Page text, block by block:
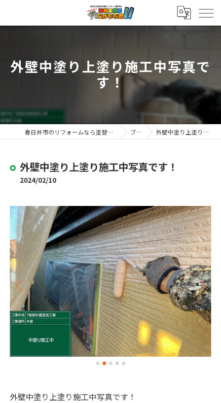
外壁中塗り上塗り施工中写真で
す！
春日井市のリフォームなら塗替え工房ながもち君 春日井店 ブログ 外壁中塗り上塗り施工中写真です！
外壁中塗り上塗り施工中写真です！
2024/02/10
外壁中塗り上塗り施工中写真です！